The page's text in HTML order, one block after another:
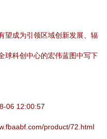
望成为引领区域创新发展、辐
球科创中心的宏伟蓝图中写下
06 12:00:57
product/72.html